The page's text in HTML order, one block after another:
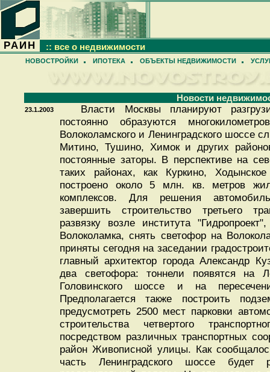
РАИН :: все о недвижимости
НОВОСТРОЙКИ ИПОТЕКА ОБЪЕКТЫ НЕДВИЖИМОСТИ
Новости
23.1.2003
Власти Москвы планируют
постоянно образуются
Волоколамского и Ленинградского шоссе
Митино, Тушино, Химок и других
постоянные заторы. В перспективе на
таких районах, как Куркино,
построено около 5 млн. кв. метров
комплексов. Для решения
завершить строительство третьего
развязку возле института
Волоколамка, снять светофор на
приняты сегодня на заседании
главный архитектор города Александр
два светофора: тоннели появятся на
Головинского шоссе и на
Предполагается также построить
предусмотреть 2500 мест парковки
строительства четвертого
посредством различных транспортных
район Живописной улицы. Как
часть Ленинградского шоссе